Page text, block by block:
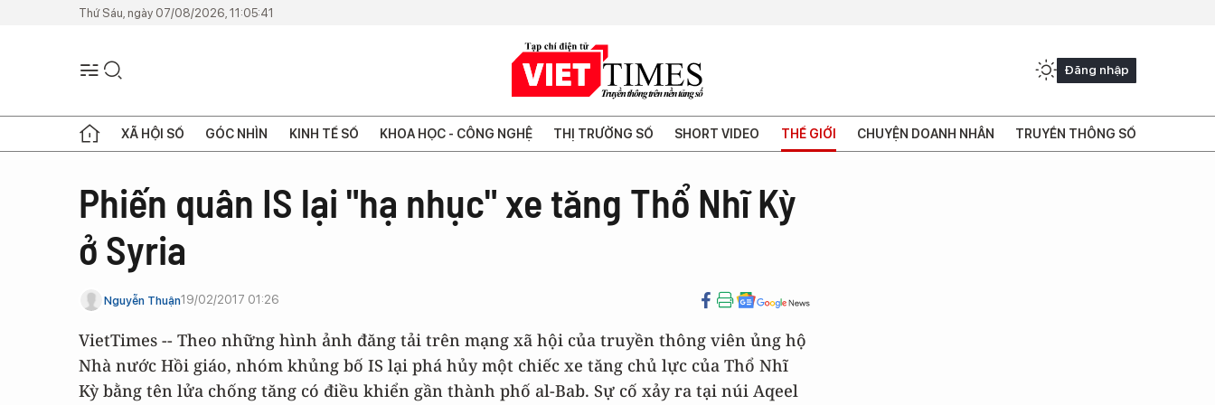
Thứ Sáu, ngày 07/08/2026, 11:05:41
Đăng nhập
XÃ HỘI SỐ GÓC NHÌN KINH TẾ SỐ KHOA HỌC - CÔNG NGHỆ THỊ TRƯỜNG SỐ SHORT VIDEO THẾ GIỚI CHUYỆN DOANH NHÂN TRUYỀN THÔNG SỐ
Phiến quân IS lại "hạ nhục" xe tăng Thổ Nhĩ Kỳ
ở Syria
Nguyễn Thuận19/02/2017 01:26
VietTimes -- Theo những hình ảnh đăng tải trên mạng xã hội của truyền thông viên ủng hộ
Nhà nước Hồi giáo, nhóm khủng bố IS lại phá hủy một chiếc xe tăng chủ lực của Thổ Nhĩ
Kỳ bằng tên lửa chống tăng có điều khiển gần thành phố al-Bab. Sự cố xảy ra tại núi Aqeel